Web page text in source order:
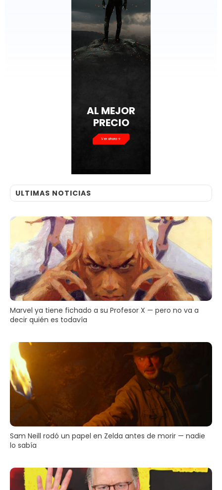
AL MEJOR
PRECIO
Ver ahora
ULTIMAS NOTICIAS
Marvel ya tiene fichado a su Profesor X — pero no va a
decir quién es todavía
Sam Neill rodó un papel en Zelda antes de morir — nadie
lo sabía